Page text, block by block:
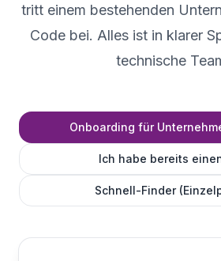
tritt einem bestehenden
Code bei. Alles ist in klarer
technische
Onboarding für
Ich habe bereits
Schnell-Finder